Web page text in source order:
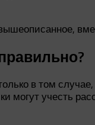
в том
могут учесть